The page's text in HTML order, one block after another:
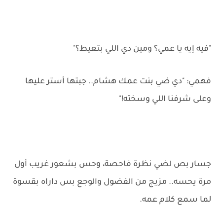
"فيه إيه يا عمي؟ ومين دي اللي بتعيط؟"
فهمي: "دي ضي بنت عمك هشام.. جبتها أستر عليها
وعلى شرفنا اللي وسخته!"
جسار بص لضي نظرة فاحصة، وحس بشعور غريب أول
مرة يحسه.. مزيج من الفضول والوجع بس داراه بقسوة
لما سمع كلام عمه.